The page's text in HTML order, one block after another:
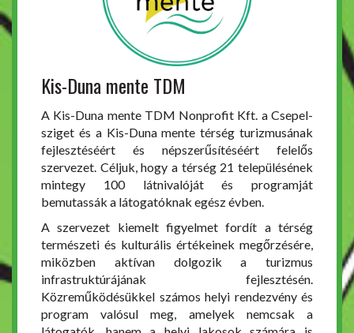
Kis-Duna mente TDM
A Kis-Duna mente TDM Nonprofit Kft. a Csepel-
sziget és a Kis-Duna mente térség turizmusának
fejlesztéséért és népszerűsítéséért felelős
szervezet. Céljuk, hogy a térség 21 településének
mintegy 100 látnivalóját és programját
bemutassák a látogatóknak egész évben.
A szervezet kiemelt figyelmet fordít a térség
természeti és kulturális értékeinek megőrzésére,
miközben aktívan dolgozik a turizmus
infrastruktúrájának fejlesztésén.
Közreműködésükkel számos helyi rendezvény és
program valósul meg, amelyek nemcsak a